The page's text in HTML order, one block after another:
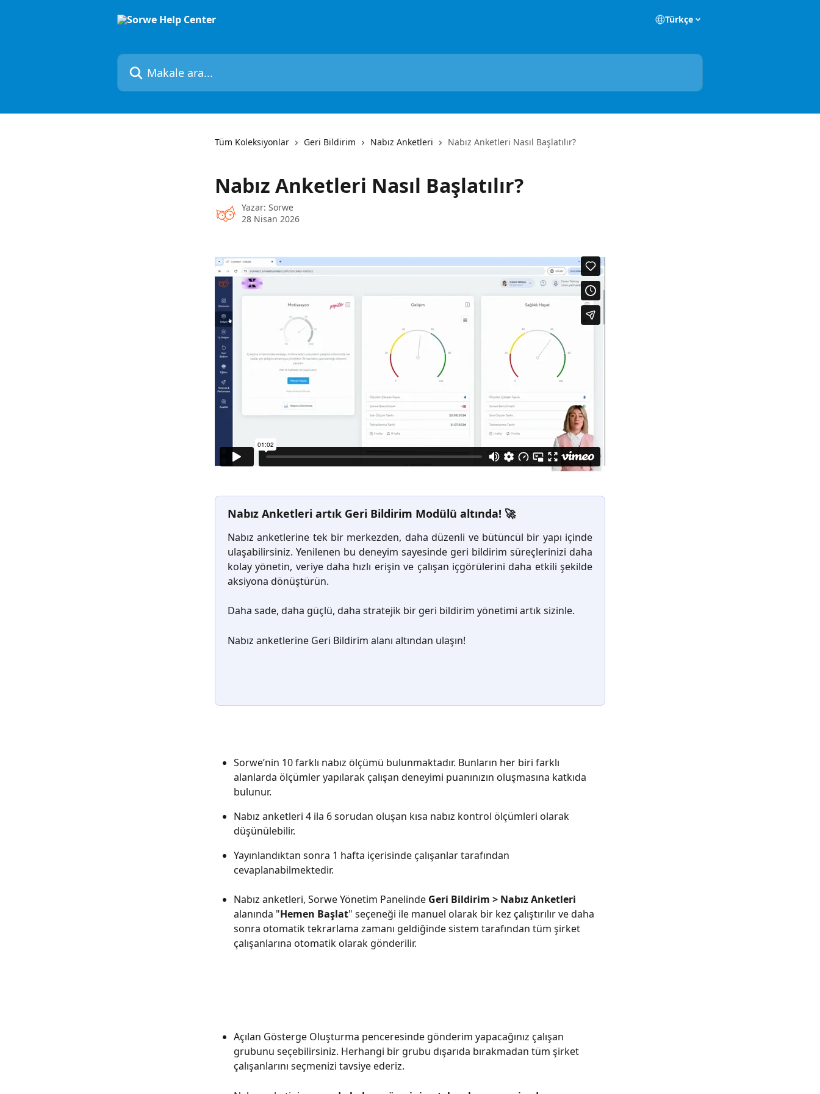
Türkçe
Makale ara...
Tüm Koleksiyonlar Geri Bildirim Nabız Anketleri Nabız Anketleri Nasıl Başlatılır?
Nabız Anketleri Nasıl Başlatılır?
Yazar: Sorwe
28 Nisan 2026
Nabız Anketleri artık Geri Bildirim Modülü altında! 🚀
Nabız anketlerine tek bir merkezden, daha düzenli ve bütüncül bir yapı içinde
ulaşabilirsiniz. Yenilenen bu deneyim sayesinde geri bildirim süreçlerinizi daha
kolay yönetin, veriye daha hızlı erişin ve çalışan içgörülerini daha etkili şekilde
aksiyona dönüştürün.
Daha sade, daha güçlü, daha stratejik bir geri bildirim yönetimi artık sizinle.
Nabız anketlerine Geri Bildirim alanı altından ulaşın!
Sorwe’nin 10 farklı nabız ölçümü bulunmaktadır. Bunların her biri farklı
alanlarda ölçümler yapılarak çalışan deneyimi puanınızın oluşmasına katkıda
bulunur.
Nabız anketleri 4 ila 6 sorudan oluşan kısa nabız kontrol ölçümleri olarak
düşünülebilir.
Yayınlandıktan sonra 1 hafta içerisinde çalışanlar tarafından
cevaplanabilmektedir.
Nabız anketleri, Sorwe Yönetim Panelinde Geri Bildirim > Nabız Anketleri
alanında "Hemen Başlat" seçeneği ile manuel olarak bir kez çalıştırılır ve daha
sonra otomatik tekrarlama zamanı geldiğinde sistem tarafından tüm şirket
çalışanlarına otomatik olarak gönderilir.
Açılan Gösterge Oluşturma penceresinde gönderim yapacağınız çalışan
grubunu seçebilirsiniz. Herhangi bir grubu dışarıda bırakmadan tüm şirket
çalışanlarını seçmenizi tavsiye ederiz.